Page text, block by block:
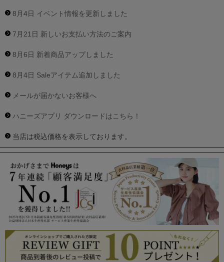
8月4日 イベント情報を更新しました
7月21日 新しいお支払い方法のご案内
8月6日 新着商品アップしました
8月4日 Saleアイテム追加しました
メールが届かないお客様へ
ハニーズアプリ ダウンロードはこちら！
当店は税込価格を表示しております。